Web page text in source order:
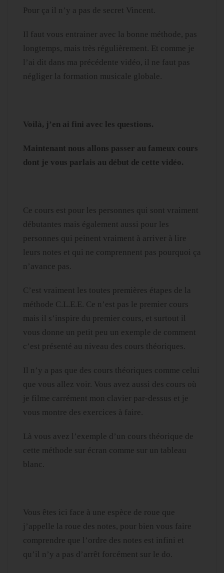
Pour ça il n’y a pas de secret Vincent.
Il faut vous entrainer avec la bonne méthode, pas
longtemps, mais très régulièrement. Et comme je
l’ai dit dans ma précédente vidéo, il ne faut pas
négliger la formation musicale globale.
Voilà, j’en ai fini avec les questions.
Maintenant nous allons passer au fameux cours
dont je vous parlais au début de cette vidéo.
Ce cours est pour les personnes qui sont vraiment
débutantes mais également aussi pour les
personnes qui peinent vraiment à arriver à lire
leurs notes et qui ne comprennent pas pourquoi ça
n’avance pas.
C’est vraiment les toutes premières étapes de la
méthode C.L.E.E. Ce n’est pas le premier cours
mais il s’inspire du premier cours, et surtout il
vous donne un petit peu un exemple de comment
c’est présenté au niveau des cours théoriques.
Il n’y a pas que des cours théoriques comme celui
que vous allez voir. Vous avez aussi des cours où
je filme carrément mon clavier par-dessus et je
vous montre des exercices à faire.
Là vous avez l’exemple d’un cours théorique de
cette méthode sur écran comme sur un tableau
blanc.
Vous êtes ici face à une espèce de roue que
j’appelle la roue des notes, pour bien vous faire
comprendre que l’ordre des notes est infini et
qu’il n’y a pas d’arrêt forcément sur le do.